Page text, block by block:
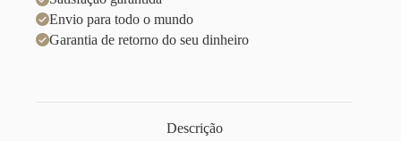
Envio para todo o mundo
Garantia de retorno do seu dinheiro
Descrição